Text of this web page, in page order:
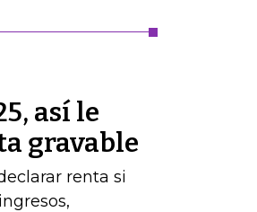
así le
gravable
renta si